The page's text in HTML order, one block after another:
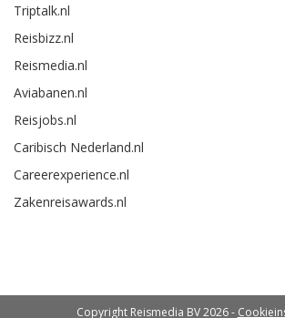
Triptalk.nl
Reisbizz.nl
Reismedia.nl
Aviabanen.nl
Reisjobs.nl
Caribisch Nederland.nl
Careerexperience.nl
Zakenreisawards.nl
Copyright Reismedia BV 2026 -